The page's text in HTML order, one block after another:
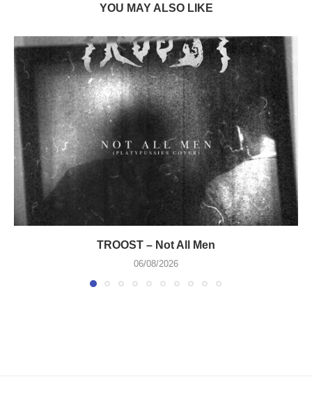
YOU MAY ALSO LIKE
TROOST – Not All Men
06/08/2026